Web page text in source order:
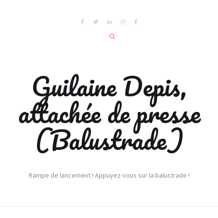
Guilaine Depis,
attachée de presse
(Balustrade)
Rampe de lancement ! Appuyez-vous sur la balustrade !